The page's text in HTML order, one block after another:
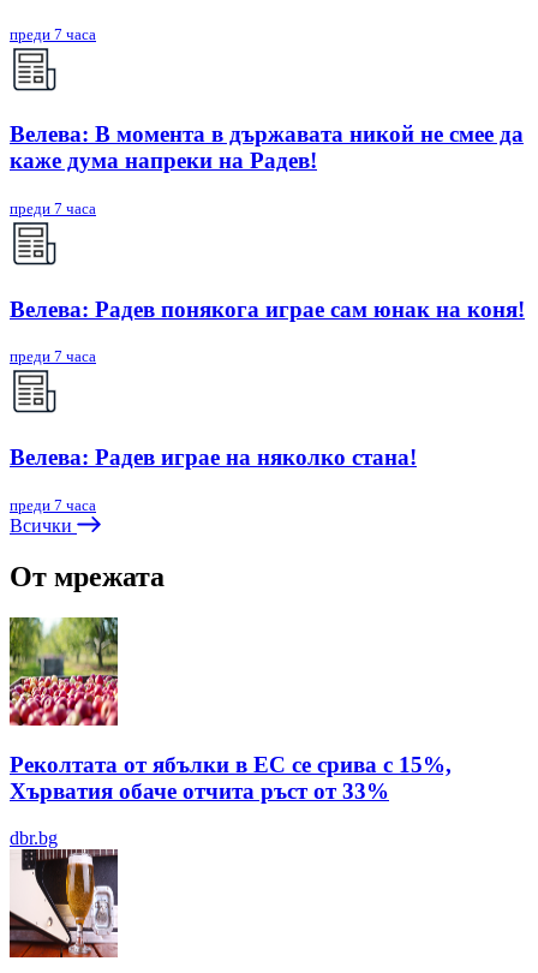
преди 7 часа
Велева: В момента в държавата никой не смее да
каже дума напреки на Радев!
преди 7 часа
Велева: Радев понякога играе сам юнак на коня!
преди 7 часа
Велева: Радев играе на няколко стана!
преди 7 часа
Всички
От мрежата
Реколтата от ябълки в ЕС се срива с 15%,
Хърватия обаче отчита ръст от 33%
dbr.bg